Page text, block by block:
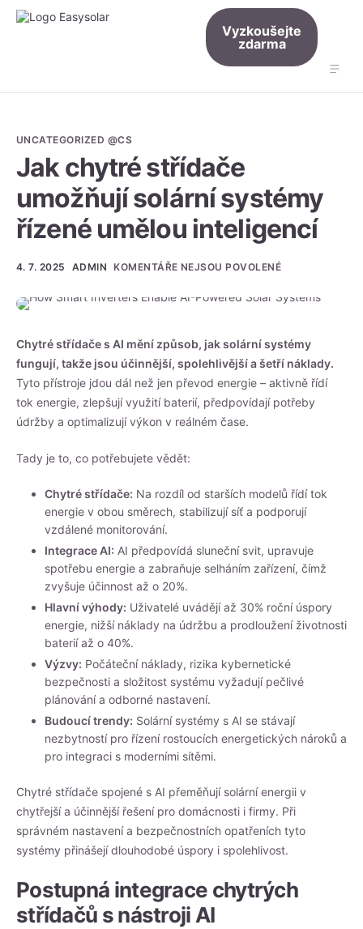
Funkce
Ceník
Znalosti
Přihlášení
Čeština
Vyzkoušejte
zdarma
UNCATEGORIZED @CS
Jak chytré střídače
umožňují solární systémy
řízené umělou inteligencí
4. 7. 2025 ADMIN KOMENTÁŘE NEJSOU POVOLENÉ
Chytré střídače s AI mění způsob, jak solární systémy
fungují, takže jsou účinnější, spolehlivější a šetří náklady.
Tyto přístroje jdou dál než jen převod energie – aktivně řídí
tok energie, zlepšují využití baterií, předpovídají potřeby
údržby a optimalizují výkon v reálném čase.
Tady je to, co potřebujete vědět:
Chytré střídače: Na rozdíl od starších modelů řídí tok
energie v obou směrech, stabilizují síť a podporují
vzdálené monitorování.
Integrace AI: AI předpovídá sluneční svit, upravuje
spotřebu energie a zabraňuje selháním zařízení, čímž
zvyšuje účinnost až o 20%.
Hlavní výhody: Uživatelé uvádějí až 30% roční úspory
energie, nižší náklady na údržbu a prodloužení životnosti
baterií až o 40%.
Výzvy: Počáteční náklady, rizika kybernetické
bezpečnosti a složitost systému vyžadují pečlivé
plánování a odborné nastavení.
Budoucí trendy: Solární systémy s AI se stávají
nezbytností pro řízení rostoucích energetických nároků a
pro integraci s moderními sítěmi.
Chytré střídače spojené s AI přeměňují solární energii v
chytřejší a účinnější řešení pro domácnosti i firmy. Při
správném nastavení a bezpečnostních opatřeních tyto
systémy přinášejí dlouhodobé úspory i spolehlivost.
Postupná integrace chytrých
střídačů s nástroji AI